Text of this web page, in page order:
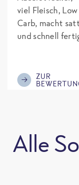
viel Fleisch, Low
Carb, macht satt
und schnell
ZUR
Alle